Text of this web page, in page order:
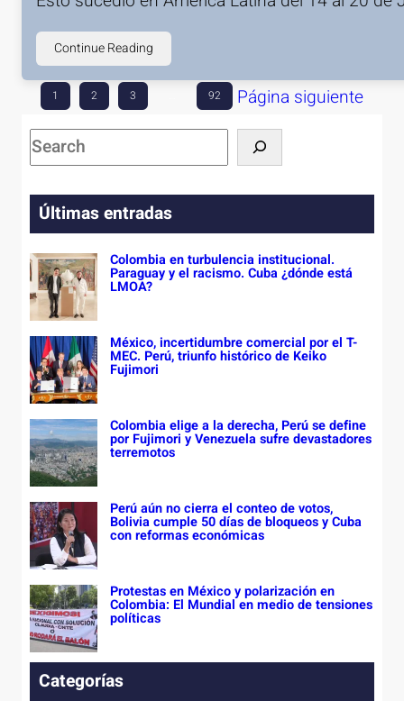
Continue Reading
1 2 3 92
Página siguiente
S
e
a
c
h
Últimas entradas
Colombia en turbulencia institucional.
Paraguay y el racismo. Cuba ¿dónde está
LMOA?
México, incertidumbre comercial por el T-
MEC. Perú, triunfo histórico de Keiko
Fujimori
Colombia elige a la derecha, Perú se define
por Fujimori y Venezuela sufre devastadores
terremotos
Perú aún no cierra el conteo de votos,
Bolivia cumple 50 días de bloqueos y Cuba
con reformas económicas
Protestas en México y polarización en
Colombia: El Mundial en medio de tensiones
políticas
Categorías